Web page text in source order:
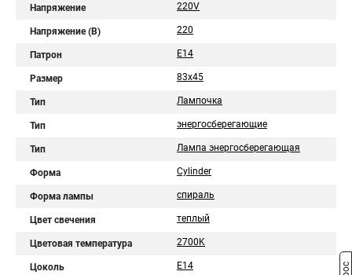
Напряжение 220V
Напряжение (В) 220
Патрон E14
Размер 83x45
Тип Лампочка
Тип энергосберегающие
Тип Лампа энергосберегающая
Форма Cylinder
Форма лампы спираль
Цвет свечения теплый
Цветовая температура 2700K
Цоколь E14